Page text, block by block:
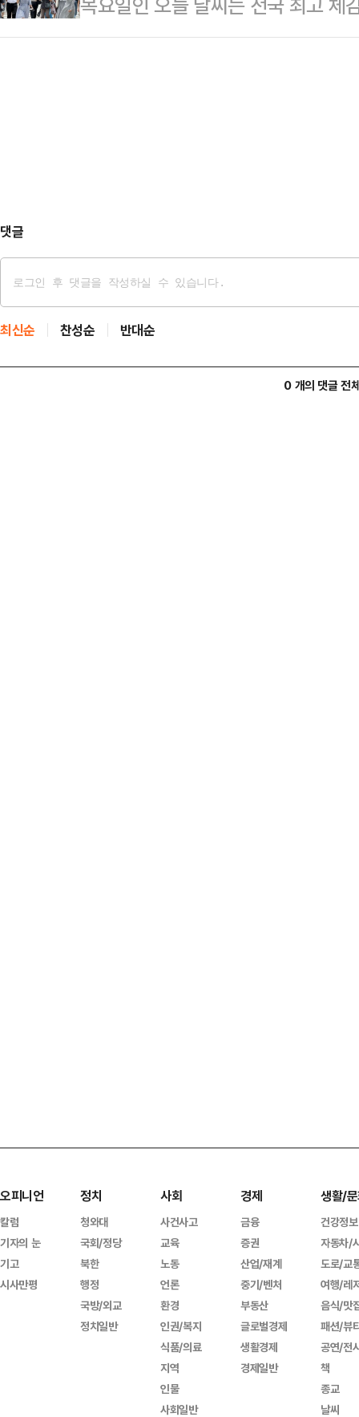
한 내용을 공식 발표했다.그로부터
당 건물들에 대한…
를 일으키며 경사로를 오르내린 전
가 곧 다시 자세를 바로잡고 표적을
위가 이어지는 가운데, 소나기가 내
댓글
최신순 찬성순 반대순
0 개의 댓글 전
오피니언
칼럼
기자의 눈
기고
시사만평
정치
청와대
국회/정당
북한
행정
국방/외교
정치일반
사회
사건사고
교육
노동
언론
환경
인권/복지
식품/의료
지역
인물
사회일반
경제
금융
증권
산업/재계
중기/벤처
부동산
글로벌경제
생활경제
경제일반
생활/
건강정보
자동차/
도로/교
여행/레
음식/맛
패션/뷰
공연/전
책
종교
날씨